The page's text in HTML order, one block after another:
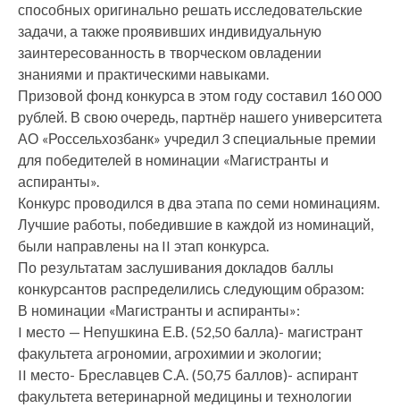
способных оригинально решать исследовательские
задачи, а также проявивших индивидуальную
заинтересованность в творческом овладении
знаниями и практическими навыками.
Призовой фонд конкурса в этом году составил 160 000
рублей. В свою очередь, партнёр нашего университета
АО «Россельхозбанк» учредил 3 специальные премии
для победителей в номинации «Магистранты и
аспиранты».
Конкурс проводился в два этапа по семи номинациям.
Лучшие работы, победившие в каждой из номинаций,
были направлены на II этап конкурса.
По результатам заслушивания докладов баллы
конкурсантов распределились следующим образом:
В номинации «Магистранты и аспиранты»:
I место — Непушкина Е.В. (52,50 балла)- магистрант
факультета агрономии, агрохимии и экологии;
II место- Бреславцев С.А. (50,75 баллов)- аспирант
факультета ветеринарной медицины и технологии